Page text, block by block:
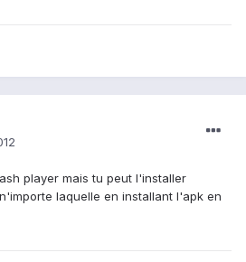
player mais tu peut l'installer
laquelle en installant l'apk en